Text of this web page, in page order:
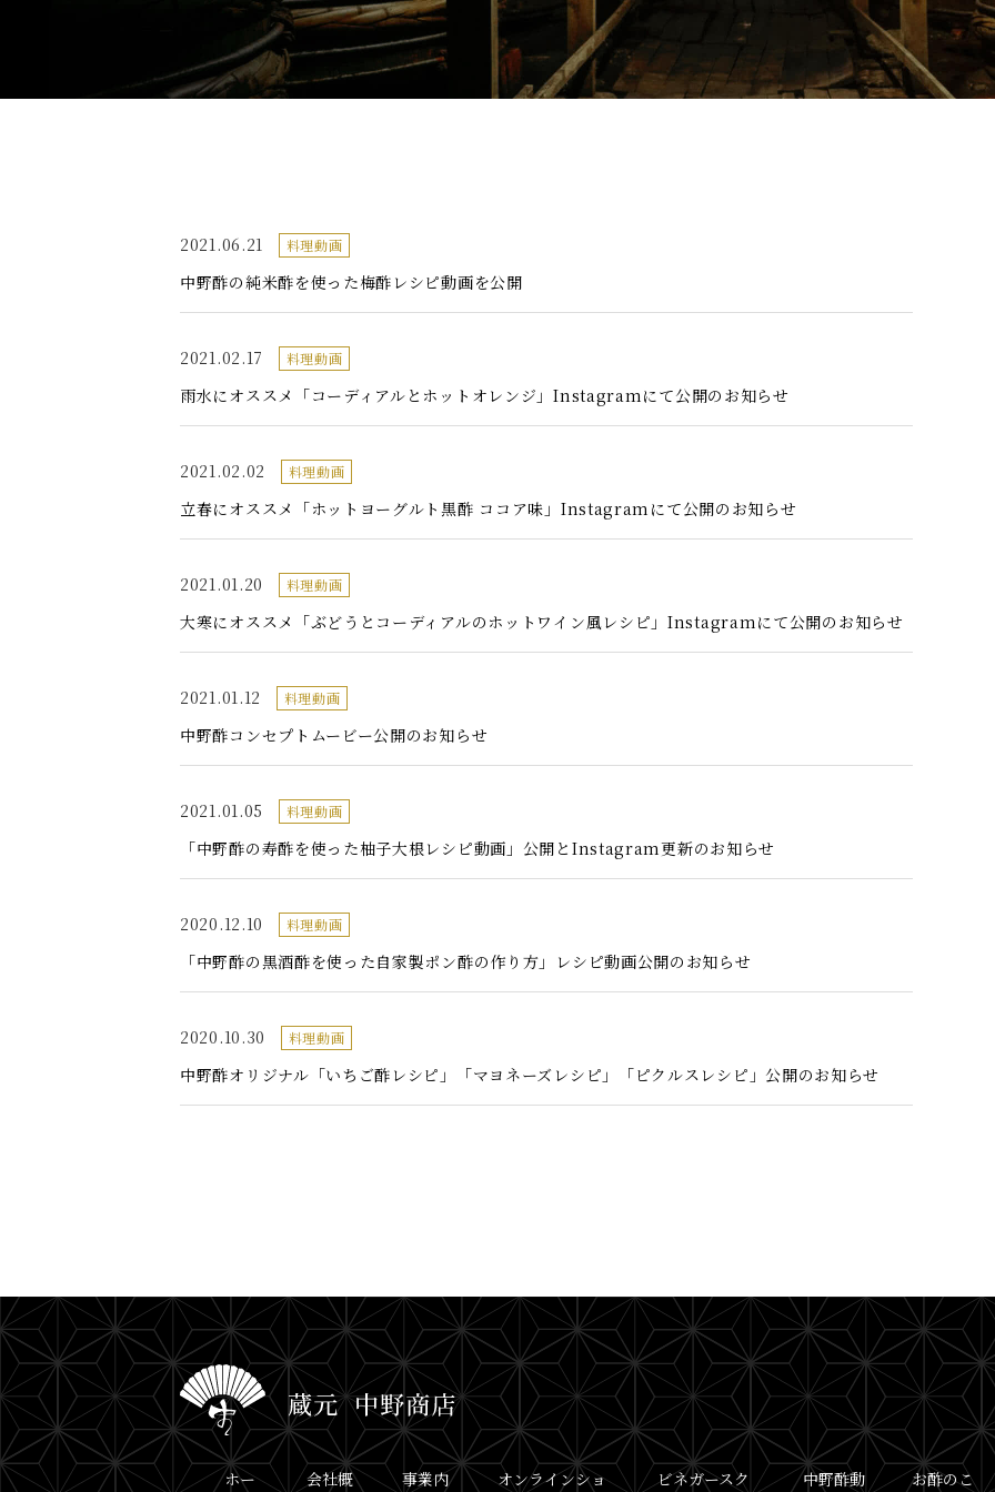
2021.06.21 料理動画
中野酢の純米酢を使った梅酢レシピ動画を公開
2021.02.17 料理動画
雨水にオススメ「コーディアルとホットオレンジ」Instagramにて公開のお知らせ
2021.02.02 料理動画
立春にオススメ「ホットヨーグルト黒酢 ココア味」Instagramにて公開のお知らせ
2021.01.20 料理動画
大寒にオススメ「ぶどうとコーディアルのホットワイン風レシピ」Instagramにて公開のお知らせ
2021.01.12 料理動画
中野酢コンセプトムービー公開のお知らせ
2021.01.05 料理動画
「中野酢の寿酢を使った柚子大根レシピ動画」公開とInstagram更新のお知らせ
2020.12.10 料理動画
「中野酢の黒酒酢を使った自家製ポン酢の作り方」レシピ動画公開のお知らせ
2020.10.30 料理動画
中野酢オリジナル「いちご酢レシピ」「マヨネーズレシピ」「ピクルスレシピ」公開のお知らせ
ホー 会社概 事業内 オンラインショ ビネガースク 中野酢動 お酢のこ